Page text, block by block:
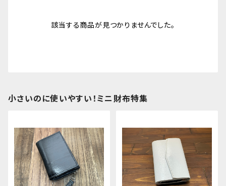
該当する商品が見つかりませんでした。
小さいのに使いやすい！ミニ財布特集